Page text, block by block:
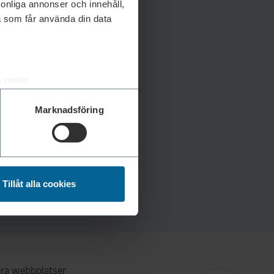
annonser och innehåll,
får använda din data
. Du kan ändra
funktioner för
information från din enhet
kombinera informationen
tjänster.
Marknadsföring
Tillåt alla cookies
webbplatser